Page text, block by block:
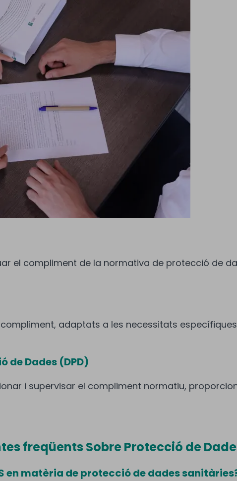
el compliment de la normativa de protecció de
adaptats a les necessitats
de Dades (DPD)
i supervisar el compliment normatiu,
freqüents Sobre Protecció de
en matèria de protecció de dades